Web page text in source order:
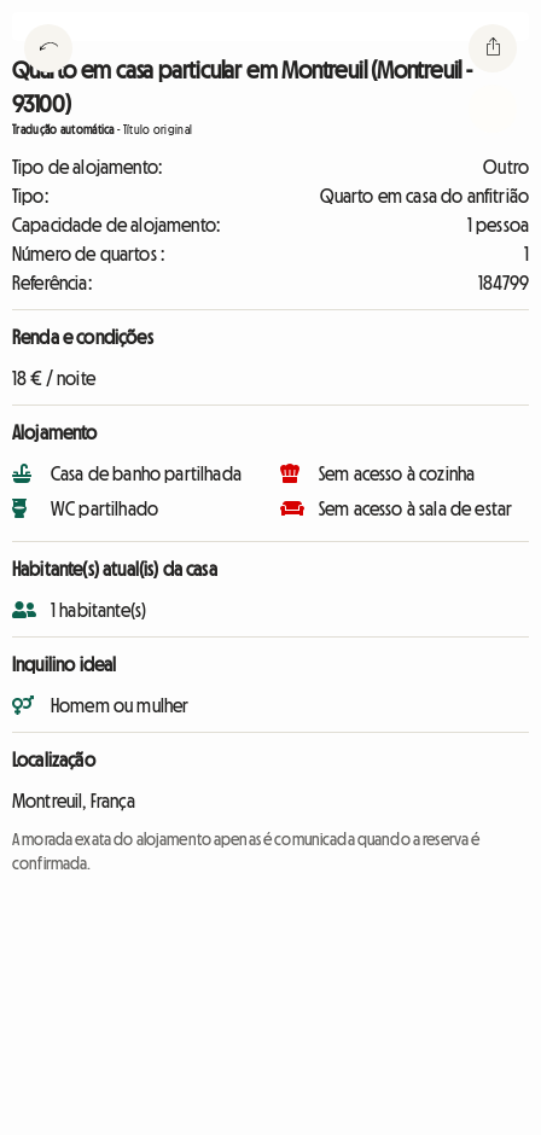
Quarto em casa particular em Montreuil (Montreuil -
93100)
Tradução automática-Título original
Tipo de alojamento:
Outro
Tipo:
Quarto em casa do anfitrião
Capacidade de alojamento:
1 pessoa
Número de quartos :
1
Referência:
184799
Renda e condições
18 € / noite
Alojamento
Casa de banho partilhada
WC partilhado
Sem acesso à cozinha
Sem acesso à sala de estar
Habitante(s) atual(is) da casa
1 habitante(s)
Inquilino ideal
Homem ou mulher
Localização
Montreuil, França
A morada exata do alojamento apenas é comunicada quando a reserva é
confirmada.